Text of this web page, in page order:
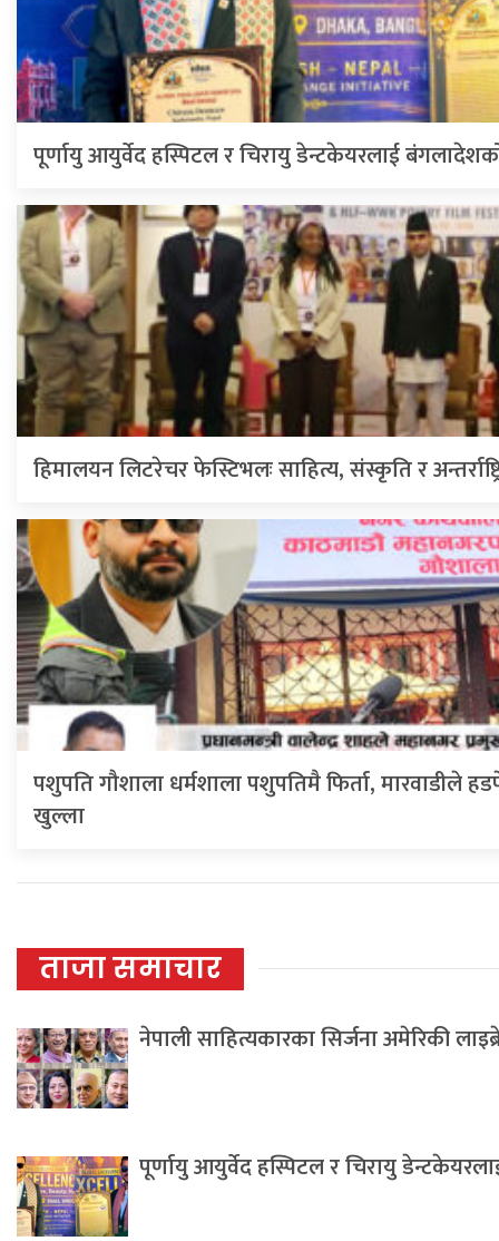
पूर्णायु आयुर्वेद हस्पिटल र चिरायु डेन्टकेयरलाई
हिमालयन लिटरेचर फेस्टिभलः साहित्य, संस्कृति र
पशुपति गौशाला धर्मशाला पशुपतिमै फिर्ता, मारवाडीले
खुल्ला
ताजा समाचार
नेपाली साहित्यकारका सिर्जना अमेरिकी
पूर्णायु आयुर्वेद हस्पिटल र चिरायु